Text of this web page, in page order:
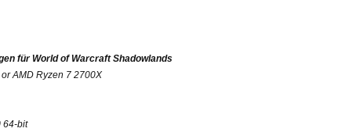
für World of Warcraft Shadowlands
AMD Ryzen 7 2700X
64-bit